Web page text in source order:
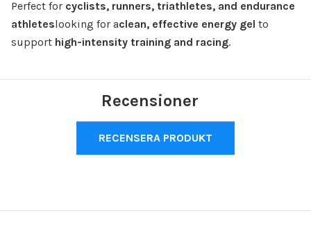
Perfect for cyclists, runners, triathletes, and endurance
athleteslooking for aclean, effective energy gel to
support high-intensity training and racing.
Recensioner
RECENSERA PRODUKT